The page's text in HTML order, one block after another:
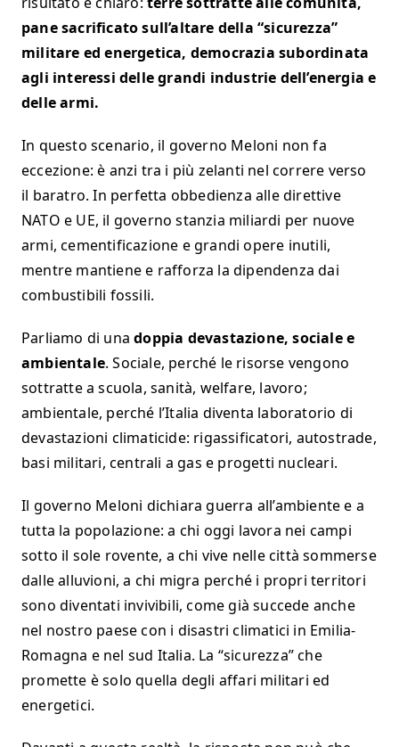
pane sacrificato sull’altare della “sicurezza”
militare ed energetica, democrazia subordinata
agli interessi delle grandi industrie dell’energia e
delle armi.
In questo scenario, il governo Meloni non fa
eccezione: è anzi tra i più zelanti nel correre verso
il baratro. In perfetta obbedienza alle direttive
NATO e UE, il governo stanzia miliardi per nuove
armi, cementificazione e grandi opere inutili,
mentre mantiene e rafforza la dipendenza dai
combustibili fossili.
Parliamo di unadoppia devastazione, sociale e
ambientale. Sociale, perché le risorse vengono
sottratte a scuola, sanità, welfare, lavoro;
ambientale, perché l’Italia diventa laboratorio di
devastazioni climaticide: rigassificatori, autostrade,
basi militari, centrali a gas e progetti nucleari.
Il governo Meloni dichiara guerra all’ambiente e a
tutta la popolazione: a chi oggi lavora nei campi
sotto il sole rovente, a chi vive nelle città sommerse
dalle alluvioni, a chi migra perché i propri territori
sono diventati invivibili, come già succede anche
nel nostro paese con i disastri climatici in Emilia-
Romagna e nel sud Italia. La “sicurezza” che
promette è solo quella degli affari militari ed
energetici.